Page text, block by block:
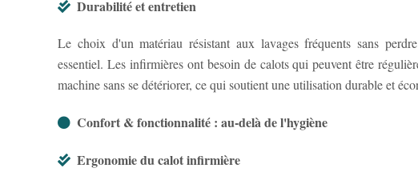
Durabilité et entretien
Le choix d'un matériau résistant aux lavages fréquents sans
essentiel. Les infirmières ont besoin de calots qui peuvent être
machine sans se détériorer, ce qui soutient une utilisation durable et
Confort & fonctionnalité : au-delà de l'hygiène
Ergonomie du calot infirmière